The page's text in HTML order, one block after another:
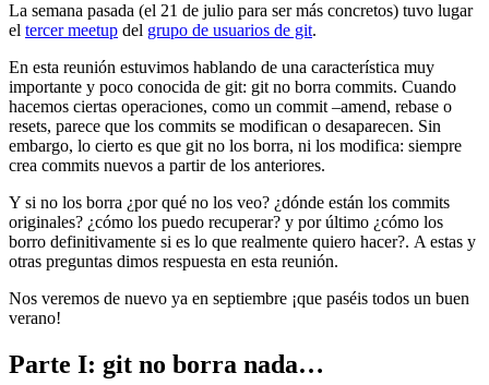
La semana pasada (el 21 de julio para ser más concretos) tuvo lugar
el tercer meetup del grupo de usuarios de git.
En esta reunión estuvimos hablando de una característica muy
importante y poco conocida de git: git no borra commits. Cuando
hacemos ciertas operaciones, como un commit –amend, rebase o
resets, parece que los commits se modifican o desaparecen. Sin
embargo, lo cierto es que git no los borra, ni los modifica: siempre
crea commits nuevos a partir de los anteriores.
Y si no los borra ¿por qué no los veo? ¿dónde están los commits
originales? ¿cómo los puedo recuperar? y por último ¿cómo los
borro definitivamente si es lo que realmente quiero hacer?. A estas y
otras preguntas dimos respuesta en esta reunión.
Nos veremos de nuevo ya en septiembre ¡que paséis todos un buen
verano!
Parte I: git no borra nada…